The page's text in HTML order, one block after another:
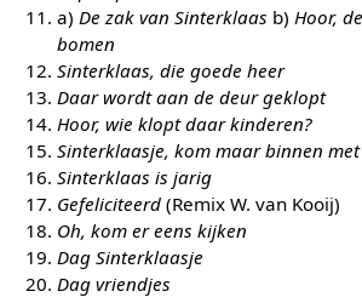
a) De zak van Sinterklaas b) Hoor,
bomen
Sinterklaas, die goede heer
Daar wordt aan de deur geklopt
Hoor, wie klopt daar kinderen?
Sinterklaasje, kom maar binnen
Sinterklaas is jarig
Gefeliciteerd(Remix W. van Kooij)
Oh, kom er eens kijken
Dag Sinterklaasje
Dag vriendjes